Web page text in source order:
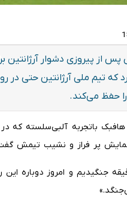
پس از پیروزی دشوار
کرد که تیم ملی آرژانتین
حفظ می‌کند.
هافبک باتجربه آلبی‌سلسته
نمایش پر فراز و نشیب تیمش
جنگیدیم و امروز دوباره